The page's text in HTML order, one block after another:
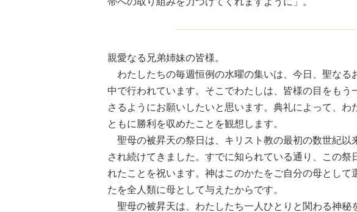
親愛なる兄弟姉妹の皆様。
わたしたちの毎週恒例の水曜の集いは、今日、聖なる
中で行われています。そこでわたしは、皆様の目をも
さるようにお願いしたいと思います。典礼によって、わ
ともに勝利を収めたことを観想します。
聖母の被昇天の祭日は、キリスト教の最初の数世紀以
され続けてきました。すでに知られている通り、この
れたことを祝います。神はこのかたをご自分の母とし
たを全人類に母として与えたからです。
聖母の被昇天は、わたしたち一人ひとりと関わる神秘